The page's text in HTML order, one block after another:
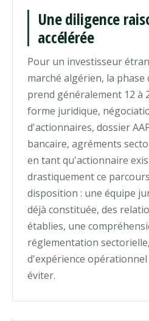
Une diligence
accélérée
Pour un investisseur
marché algérien, la
prend généralement 12 à
forme juridique,
d'actionnaires, dossier
bancaire, agréments
en tant qu'actionnaire
drastiquement ce
disposition : une équipe
déjà constituée, des
établies, une
réglementation
d'expérience opérationnel
éviter.